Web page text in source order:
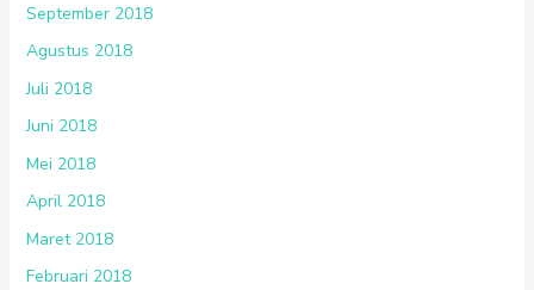
September 2018
Agustus 2018
Juli 2018
Juni 2018
Mei 2018
April 2018
Maret 2018
Februari 2018